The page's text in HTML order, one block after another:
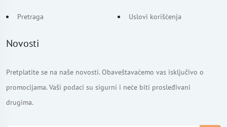
Pretraga Uslovi korišćenja
Novosti
Pretplatite se na naše novosti. Obaveštavaćemo vas isključivo o
promocijama. Vaši podaci su sigurni i neće biti prosleđivani
drugima.